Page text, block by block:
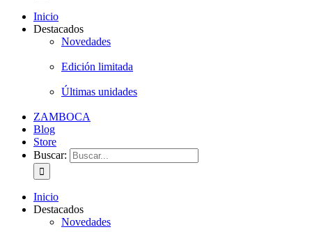
Inicio
Destacados
Novedades
Edición limitada
Últimas unidades
ZAMBOCA
Blog
Store
Buscar:
Inicio
Destacados
Novedades